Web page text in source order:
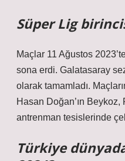
Süper Lig
Maçlar 11 Ağustos
sona erdi. Galatasaray
olarak tamamladı.
Hasan Doğan’ın Beykoz,
antrenman tesislerinde
Türkiye